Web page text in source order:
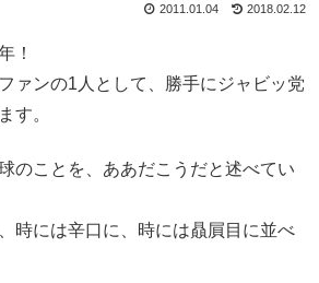
2011.01.04 2018.02.12
！
ァンの1人として、勝手にジャビッ党
す。
のことを、ああだこうだと述べてい
時には辛口に、時には贔屓目に並べ